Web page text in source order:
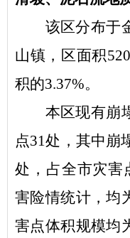
该区分布于
山镇，区面积
积的3.37%。
本区现有崩
点31处，其中崩
处，占全市灾害
害险情统计，均
害点体积规模均